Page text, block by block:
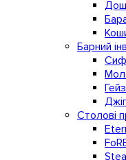
Барний
Столові